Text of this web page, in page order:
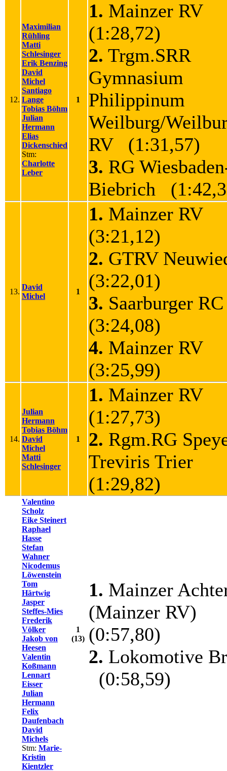
12.
Maximilian
Rühling
Matti
Schlesinger
Erik Benzing
David
Michel
Santiago
Lange
Tobias Böhm
Julian
Hermann
Elias
Dickenschied
Stm:
Charlotte
Leber
1
1. Mainzer RV
(1:28,72)
2. Trgm.SRR
Gymnasium
Philippinum
Weilburg/
RV (1:31,57)
3. RG
Biebrich
13.
David
Michel
1
1. Mainzer RV
(3:21,12)
2. GTRV
(3:22,01)
3. Saarburger
(3:24,08)
4. Mainzer RV
(3:25,99)
14.
Julian
Hermann
Tobias Böhm
David
Michel
Matti
Schlesinger
1
1. Mainzer RV
(1:27,73)
2. Rgm.RG
Treviris Trier
(1:29,82)
Valentino
Scholz
Eike Steinert
Raphael
Hasse
Stefan
Wahner
Nicodemus
Löwenstein
Tom
Härtwig
Jasper
Steffes-Mies
Frederik
Völker
Jakob von
Heesen
Valentin
Koßmann
Lennart
Eisser
Julian
Hermann
Felix
Daufenbach
David
Michels
Stm: Marie-
Kristin
Kientzler
1
(13)
1. Mainzer
(Mainzer RV)
(0:57,80)
2. Lokomotive
(0:58,59)